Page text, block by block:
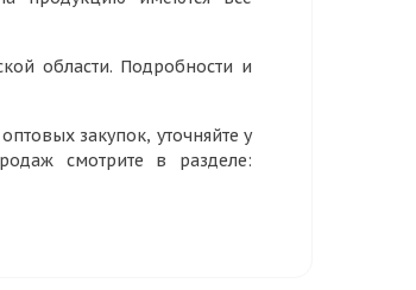
области. Подробности и
закупок, уточняйте у
смотрите в разделе: